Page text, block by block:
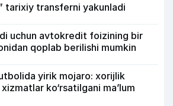
tarixiy transferni yakunladi
uchun avtokredit foizining bir
qoplab berilishi mumkin
yirik mojaro: xorijlik
ko‘rsatilgani ma’lum